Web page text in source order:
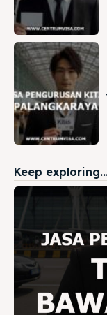
Keep